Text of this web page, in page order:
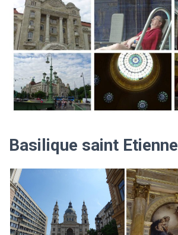
Basilique saint Etienne